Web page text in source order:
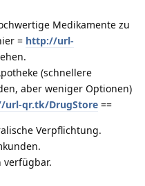
Medikamente zu
= http://url-
(schnellere
aber weniger Optionen)
url-qr.tk/DrugStore ==
Verpflichtung.
verfügbar.